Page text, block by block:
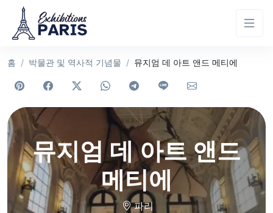
홈 박물관 및 역사적 기념물 뮤지엄 데 아트 앤드 메티에
뮤지엄 데 아트 앤드
메티에
파리